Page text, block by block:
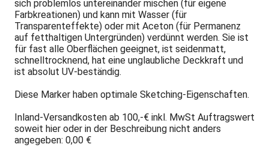
sich problemlos untereinander mischen (für eigene
Farbkreationen) und kann mit Wasser (für
Transparenteffekte) oder mit Aceton (für Permanenz
auf fetthaltigen Untergründen) verdünnt werden. Sie ist
für fast alle Oberflächen geeignet, ist seidenmatt,
schnelltrocknend, hat eine unglaubliche Deckkraft und
ist absolut UV-beständig.
Diese Marker haben optimale Sketching-Eigenschaften.
Inland-Versandkosten ab 100,-€ inkl. MwSt Auftragswert
soweit hier oder in der Beschreibung nicht anders
angegeben: 0,00 €